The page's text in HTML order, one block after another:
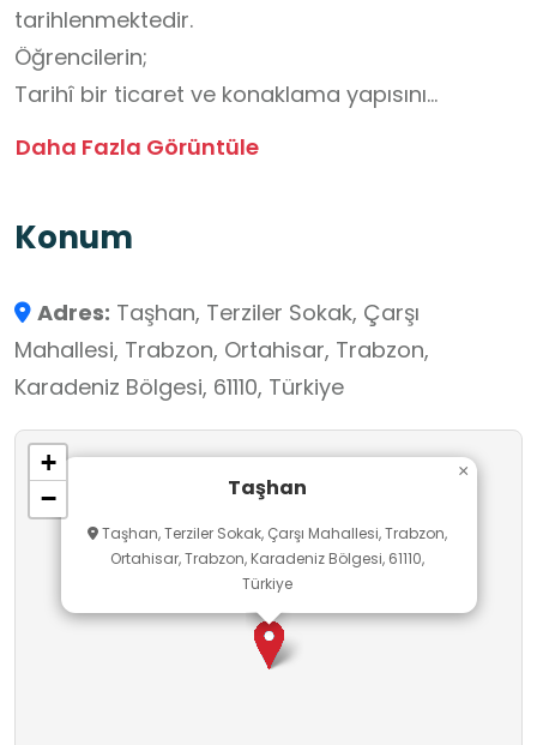
tarihlenmektedir.
Öğrencilerin;
Tarihî bir ticaret ve konaklama yapısını
tanımaları,
tarih-coğrafya-mimarlık ilişkisini kavramaları
ortamı özelliği taşımaktadır.
Daha Fazla Görüntüle
Konum
Adres: Taşhan, Terziler Sokak, Çarşı
Mahallesi, Trabzon, Ortahisar, Trabzon,
Karadeniz Bölgesi, 61110, Türkiye
Taşhan
Taşhan, Terziler Sokak, Çarşı Mahallesi, Trabzon,
Ortahisar, Trabzon, Karadeniz Bölgesi, 61110,
Türkiye
×
+
−